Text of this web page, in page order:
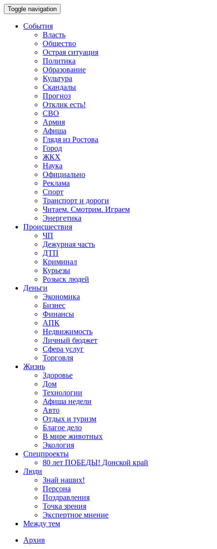
Toggle navigation
События
Власть
Общество
Острая ситуация
Политика
Образование
Культура
Скандалы
Прогноз
Отклик есть!
СВО
Армия
Афиша
Глядя из Ростова
Город
ЖКХ
Наука
Официально
Реклама
Спорт
Транспорт и дороги
Читаем. Смотрим. Играем
Энергетика
Происшествия
ЧП
Дежурная часть
ДТП
Криминал
Курьезы
Розыск людей
Деньги
Экономика
Бизнес
Финансы
АПК
Недвижимость
Личный бюджет
Сфера услуг
Торговля
Жизнь
Здоровье
Дом
Технологии
Афиша недели
Авто
Отдых и туризм
Благое дело
В мире животных
Экология
Спецпроекты
80 лет ПОБЕДЫ! Донской край
Люди
Знай наших!
Персона
Поздравления
Точка зрения
Экспертное мнение
Между тем
Архив